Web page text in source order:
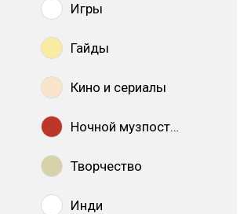
Игры
Гайды
Кино и сериалы
Ночной музпостинг
Творчество
Инди